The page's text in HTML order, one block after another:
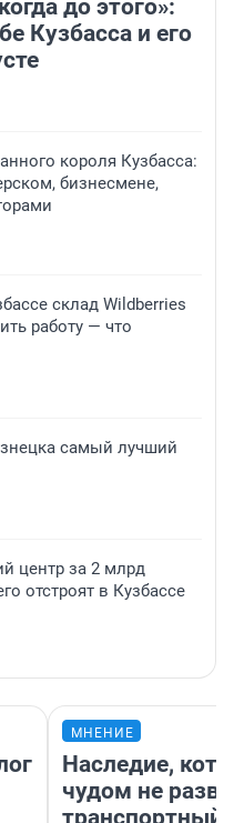
до этого»:
Кузбасса и его
короля Кузбасса:
бизнесмене,
склад Wildberries
работу — что
самый лучший
центр за 2 млрд
отстроят в Кузбассе
МНЕНИЕ
Наследие,
чудом не
транспортный